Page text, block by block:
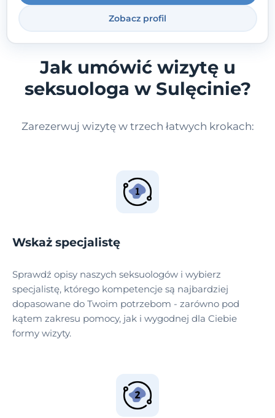
ale mogę obiecać, że będę po Twojej
Zobacz profil
Jak umówić wizytę u
seksuologa w Sulęcinie?
Zarezerwuj wizytę w trzech łatwych krokach:
Wskaż specjalistę
Sprawdź opisy naszych seksuologów i wybierz
specjalistę, którego kompetencje są najbardziej
dopasowane do Twoim potrzebom - zarówno pod
kątem zakresu pomocy, jak i wygodnej dla Ciebie
formy wizyty.